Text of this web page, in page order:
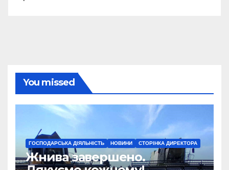
You missed
ГОСПОДАРСЬКА ДІЯЛЬНІСТЬ НОВИНИ СТОРІНКА ДИРЕКТОРА
Жнива завершено.